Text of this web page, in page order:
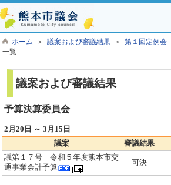
ホーム ＞議案および審議結果 ＞第１回定例会
一覧
議案および審議結果
予算決算委員会
2月20日 ～ 3月15日
議案
審議結果
議第１７号 令和５年度熊本市交
通事業会計予算
可決